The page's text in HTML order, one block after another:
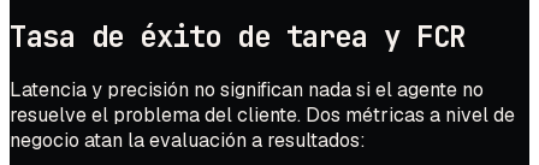
Tasa de éxito de tarea y FCR
Latencia y precisión no significan nada si el agente no
resuelve el problema del cliente. Dos métricas a nivel de
negocio atan la evaluación a resultados: